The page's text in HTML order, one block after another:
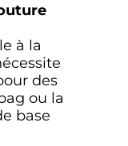
à la
des
ou la
base